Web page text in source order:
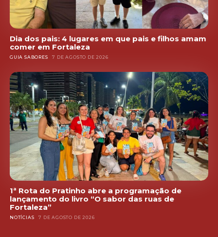
Dia dos pais: 4 lugares em que pais e filhos amam
comer em Fortaleza
GUIA SABORES 7 DE AGOSTO DE 2026
1ª Rota do Pratinho abre a programação de
lançamento do livro “O sabor das ruas de
Fortaleza”
NOTÍCIAS 7 DE AGOSTO DE 2026